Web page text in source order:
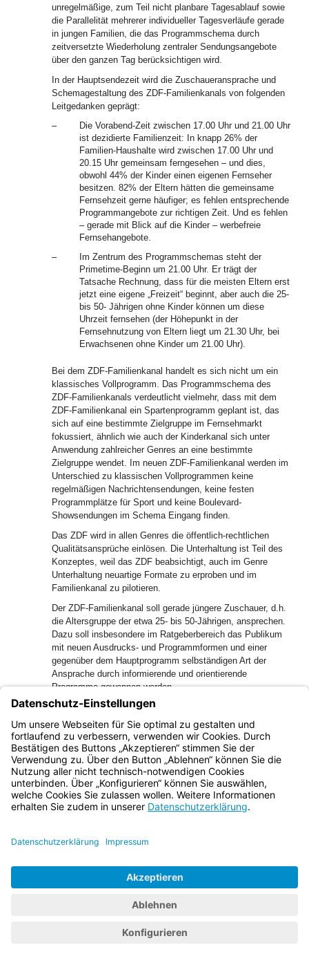
unregelmäßige, zum Teil nicht planbare Tagesablauf sowie
die Parallelität mehrerer individueller Tagesverläufe gerade
in jungen Familien, die das Programmschema durch
zeitversetzte Wiederholung zentraler Sendungsangebote
über den ganzen Tag berücksichtigen wird.
In der Hauptsendezeit wird die Zuschaueransprache und
Schemagestaltung des ZDF-Familienkanals von folgenden
Leitgedanken geprägt:
–
Die Vorabend-Zeit zwischen 17.00 Uhr und 21.00 Uhr
ist dezidierte Familienzeit: In knapp 26% der
Familien-Haushalte wird zwischen 17.00 Uhr und
20.15 Uhr gemeinsam ferngesehen – und dies,
obwohl 44% der Kinder einen eigenen Fernseher
besitzen. 82% der Eltern hätten die gemeinsame
Fernsehzeit gerne häufiger; es fehlen entsprechende
Programmangebote zur richtigen Zeit. Und es fehlen
– gerade mit Blick auf die Kinder – werbefreie
Fernsehangebote.
–
Im Zentrum des Programmschemas steht der
Primetime-Beginn um 21.00 Uhr. Er trägt der
Tatsache Rechnung, dass für die meisten Eltern erst
jetzt eine eigene „Freizeit“ beginnt, aber auch die 25-
bis 50- Jährigen ohne Kinder können um diese
Uhrzeit fernsehen (der Höhepunkt in der
Fernsehnutzung von Eltern liegt um 21.30 Uhr, bei
Erwachsenen ohne Kinder um 21.00 Uhr).
Bei dem ZDF-Familienkanal handelt es sich nicht um ein
klassisches Vollprogramm. Das Programmschema des
ZDF-Familienkanals verdeutlicht vielmehr, dass mit dem
ZDF-Familienkanal ein Spartenprogramm geplant ist, das
sich auf eine bestimmte Zielgruppe im Fernsehmarkt
fokussiert, ähnlich wie auch der Kinderkanal sich unter
Anwendung zahlreicher Genres an eine bestimmte
Zielgruppe wendet. Im neuen ZDF-Familienkanal werden im
Unterschied zu klassischen Vollprogrammen keine
regelmäßigen Nachrichtensendungen, keine festen
Programmplätze für Sport und keine Boulevard-
Showsendungen im Schema Eingang finden.
Das ZDF wird in allen Genres die öffentlich-rechtlichen
Qualitätsansprüche einlösen. Die Unterhaltung ist Teil des
Konzeptes, weil das ZDF beabsichtigt, auch im Genre
Unterhaltung neuartige Formate zu erproben und im
Familienkanal zu pilotieren.
Der ZDF-Familienkanal soll gerade jüngere Zuschauer, d.h.
die Altersgruppe der etwa 25- bis 50-Jährigen, ansprechen.
Dazu soll insbesondere im Ratgeberbereich das Publikum
mit neuen Ausdrucks- und Programmformen und einer
gegenüber dem Hauptprogramm selbständigen Art der
Ansprache durch informierende und orientierende
Programme gewonnen werden.
Die Unterhaltungsangebote sollen dabei ein spezifisch
öffentlich-rechtliches Profil aufweisen. Dazu werden sie
einerseits berücksichtigen, dass Entspannung und
Anregung Zuschauerbedürfnisse sind. Zugleich können aber
auch Unterhaltungsangebote Information und Orientierung
vermitteln. Der ZDF-Familienkanal wird in seinen
Unterhaltungsangeboten insbesondere auch die jüngeren
Zuschauer ansprechen und ihnen die Auseinandersetzung
mit Themen aus dem Alltag, dem Wissensfundus der
Reflexion von Themen unserer Zeit. Er soll also die
gewinnen.
Der Sender wird sich bereits dadurch von anderen
weil er zu rund 80% mit Wiederholungen aus dem ZDF-
beim jüngeren Publikum erfolgreich sind) bestückt wird. Von